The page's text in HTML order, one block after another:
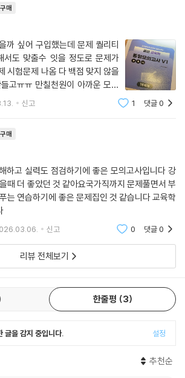
구매
까 싶어 구입했는데 문제 퀄리티
서도 맞출수 잇을 정도로 문제가
시험문제 나옴 다 백점 맞지 않을
고ㅠㅠ 만칠천원이 아까운 모고
시길신고 1 댓글0
구매
하고 실력도 점검하기에 좋은 모의고사입니다 강
때 더 좋았던 것 같아요국가직까지 문제풀면서 부
는 연습하기에 좋은 문제집인 것 같습니다 교육학
신고 0 댓글0
리뷰 전체보기
한줄평 3
글을 감지 중입니다. 설정
추천순